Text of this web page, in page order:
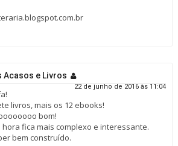
Acasos e Livros
22 de junho de 2016 às 11:04
livros, mais os 12 ebooks!
bom!
hora fica mais complexo e interessante.
bem construído.